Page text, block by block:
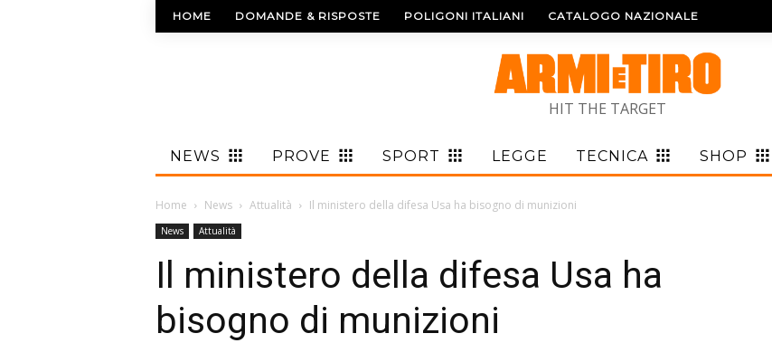
HOME DOMANDE & RISPOSTE POLIGONI ITALIANI CATALOGO NAZIONALE
HIT THE TARGET
NEWS PROVE SPORT LEGGE TECNICA SHOP
Home News Attualità Il ministero della difesa Usa ha bisogno di munizioni
News Attualità
Il ministero della difesa Usa ha
bisogno di munizioni